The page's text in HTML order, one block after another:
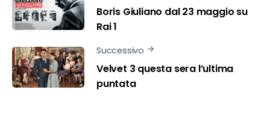
Boris Giuliano dal 23 maggio su
Rai 1
Successivo
Velvet 3 questa sera l’ultima
puntata